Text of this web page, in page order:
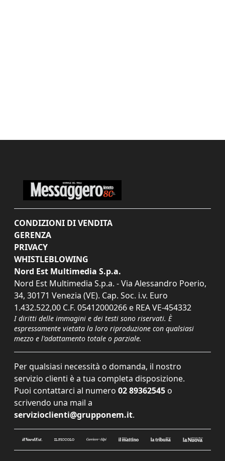
CONDIZIONI DI VENDITA
GERENZA
PRIVACY
WHISTLEBLOWING
Nord Est Multimedia S.p.a.
Nord Est Multimedia S.p.a. - Via Alessandro Poerio,
34, 30171 Venezia (VE). Cap. Soc. i.v. Euro
1.432.522,00 C.F. 05412000266 e REA VE-454332
I diritti delle immagini e dei testi sono riservati. È
espressamente vietata la loro riproduzione con qualsiasi
mezzo e l'adattamento totale o parziale.
Per qualsiasi necessità o domanda, il nostro
servizio clienti è a tua completa disposizione.
Puoi contattarci al numero 02 89362545 o
scrivendo una mail a
servizioclienti@grupponem.it.